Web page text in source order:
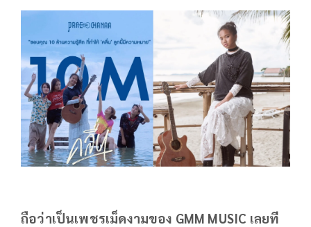
ถือว่าเป็นเพชรเม็ดงามของ GMM MUSIC เลยที